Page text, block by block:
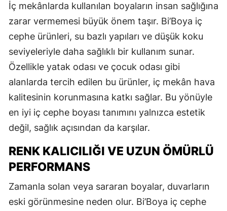
İç mekânlarda kullanılan boyaların insan sağlığına
zarar vermemesi büyük önem taşır. Bi’Boya iç
cephe ürünleri, su bazlı yapıları ve düşük koku
seviyeleriyle daha sağlıklı bir kullanım sunar.
Özellikle yatak odası ve çocuk odası gibi
alanlarda tercih edilen bu ürünler, iç mekân hava
kalitesinin korunmasına katkı sağlar. Bu yönüyle
en iyi iç cephe boyası tanımını yalnızca estetik
değil, sağlık açısından da karşılar.
RENK KALICILIĞI VE UZUN ÖMÜRLÜ
PERFORMANS
Zamanla solan veya sararan boyalar, duvarların
eski görünmesine neden olur. Bi’Boya iç cephe